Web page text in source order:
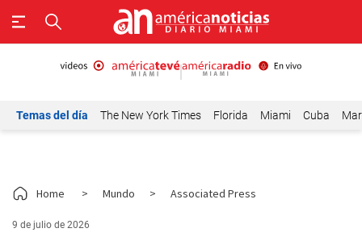
Temas del día The New York Times Florida Miami Cuba
Home > Mundo > Associated Press
9 de julio de 2026